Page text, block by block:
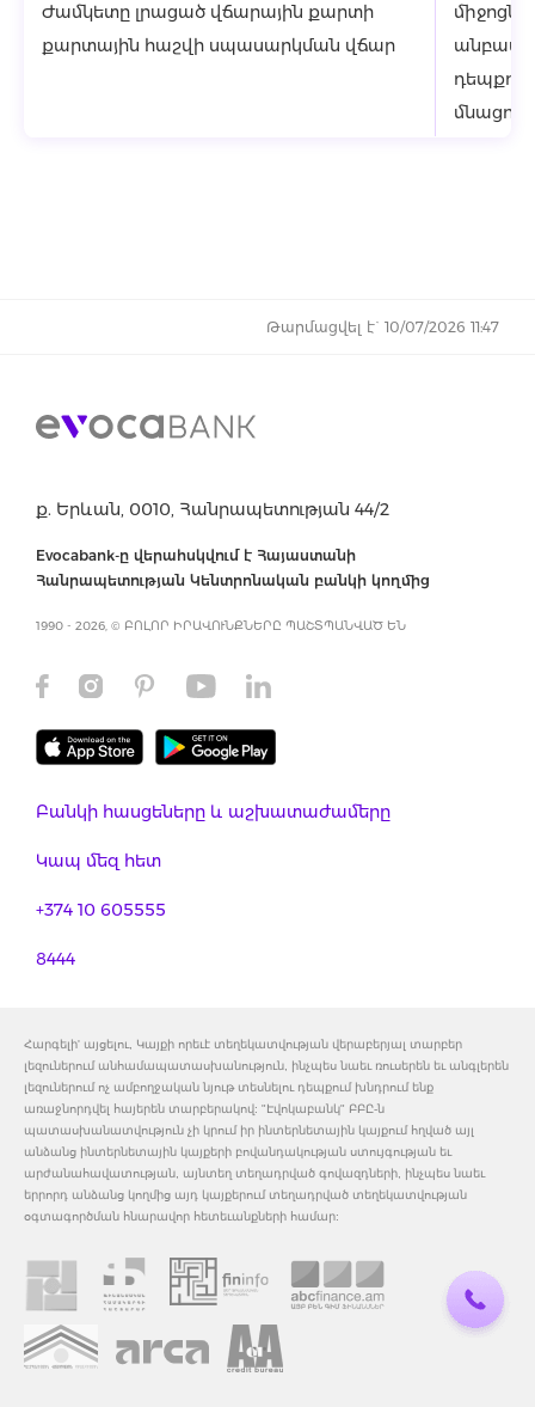
Ժամկետը լրացած վճարային քարտի
քարտային հաշվի սպասարկման վճար
Թարմացվել է` 10/07/2026 11:47
ք. Երևան, 0010, Հանրապետության 44/2
Evocabank-ը վերահսկվում է Հայաստանի
Հանրապետության Կենտրոնական բանկի կողմից
1990 - 2026, © ԲՈԼՈՐ ԻՐԱՎՈՒՆՔՆԵՐԸ ՊԱՇՏՊԱՆՎԱԾ ԵՆ
Բանկի հասցեները և աշխատաժամերը
Կապ մեզ հետ
+374 10 605555
8444
Հարգելի' այցելու, Կայքի որեւէ տեղեկատվության վերաբերյալ տարբեր
լեզուներում անհամապատասխանություն, ինչպես նաեւ ռուսերեն եւ անգլերեն
լեզուներում ոչ ամբողջական նյութ տեսնելու դեպքում խնդրում ենք
առաջնորդվել հայերեն տարբերակով: "Էվոկաբանկ" ԲԲԸ-ն
պատասխանատվություն չի կրում իր ինտերնետային կայքում հղված այլ
անձանց ինտերնետային կայքերի բովանդակության ստույգության եւ
արժանահավատության, այնտեղ տեղադրված գովազդների, ինչպես նաեւ
երրորդ անձանց կողմից այդ կայքերում տեղադրված տեղեկատվության
օգտագործման հնարավոր հետեւանքների համար: